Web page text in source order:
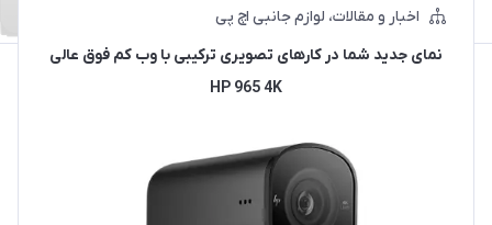
اخبار و مقالات لوازم جانبی اچ پی
نمای جدید شما در کارهای تصویری ترکیبی با وب کم فوق عالی
HP 965 4K